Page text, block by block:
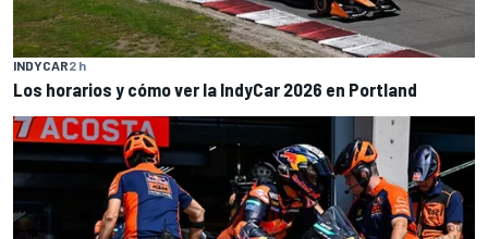
INDYCAR2 h
Los horarios y cómo ver la IndyCar 2026 en Portland